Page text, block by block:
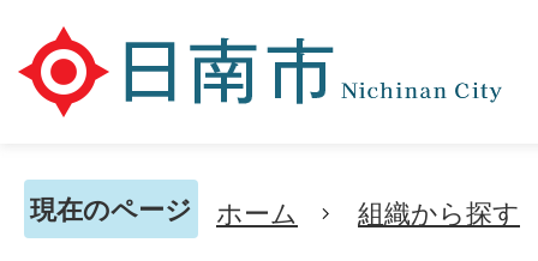
現在のページ ホーム 組織から探す